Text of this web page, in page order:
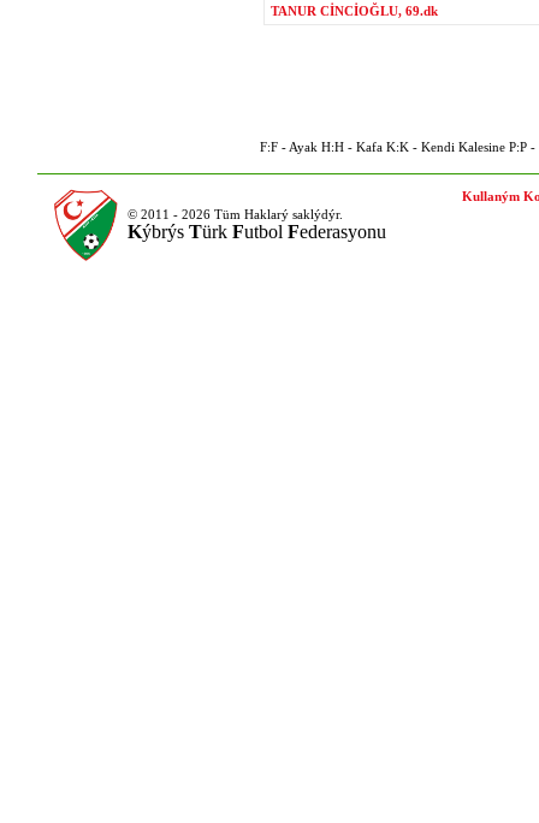
TANUR CİNCİOĞLU, 69.dk
F:F - Ayak H:H - Kafa K:K - Kendi Kalesine P:P -
© 2011 - 2026 Tüm Haklarý saklýdýr.
Kýbrýs Türk Futbol Federasyonu
Kullaným